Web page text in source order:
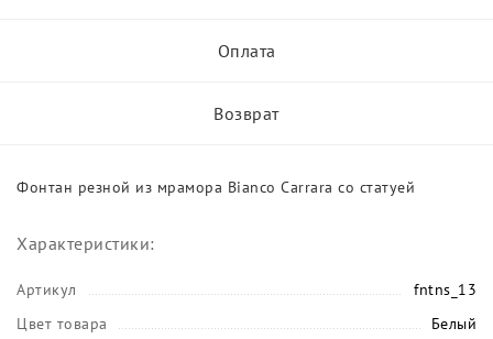
Оплата
Возврат
Фонтан резной из мрамора Bianco Carrara со статуей
Характеристики:
Артикул
fntns_13
Цвет товара
Белый